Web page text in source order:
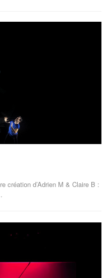
création d’Adrien M & Claire B :